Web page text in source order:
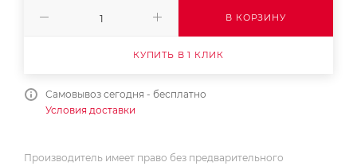
В КОРЗИНУ
КУПИТЬ В 1 КЛИК
Самовывоз сегодня - бесплатно
Условия доставки
Производитель имеет право без предварительного